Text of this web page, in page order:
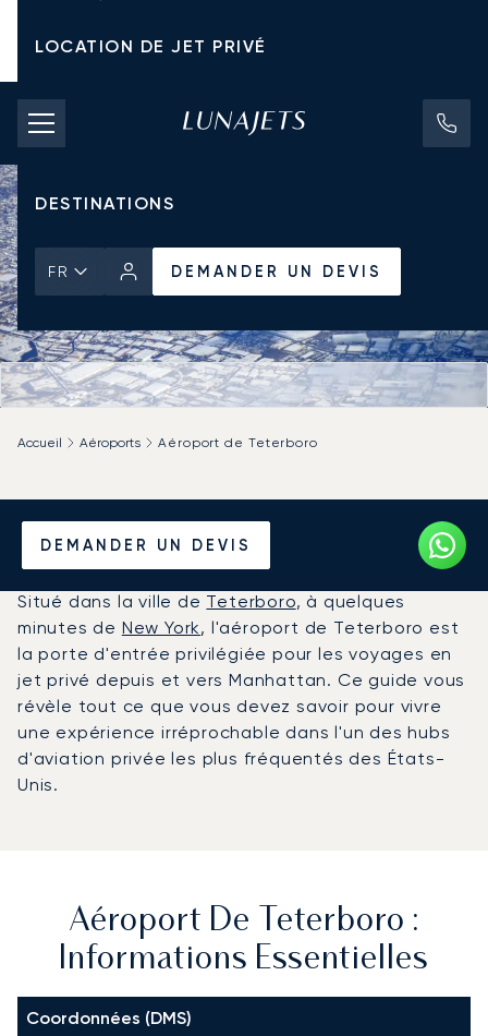
LOCATION DE JET PRIVÉ
TARIFS D'AFFRÈTEMENT
JETS PRIVÉS
DESTINATIONS
FR DEMANDER UN DEVIS
DEMANDER UN DEVIS
Accueil Aéroports Aéroport de Teterboro
Louer un Jet Privé de/vers
l'Aéroport de Teterboro
Situé dans la ville de Teterboro, à quelques
minutes de New York, l'aéroport de Teterboro est
la porte d'entrée privilégiée pour les voyages en
jet privé depuis et vers Manhattan. Ce guide vous
révèle tout ce que vous devez savoir pour vivre
une expérience irréprochable dans l'un des hubs
d'aviation privée les plus fréquentés des États-
Unis.
Aéroport De Teterboro :
Informations Essentielles
Coordonnées (DMS)